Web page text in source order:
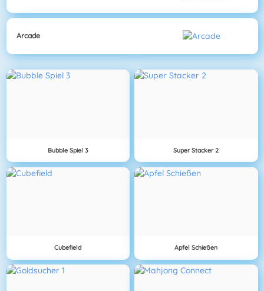
Arcade
Bubble Spiel 3 Super Stacker 2
Cubefield Apfel Schießen